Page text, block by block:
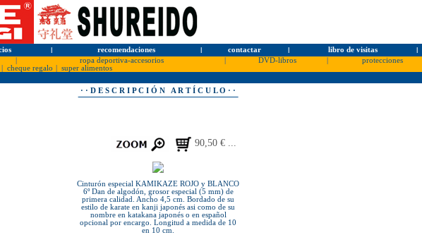
l recomendaciones l contactar l libro de visitas l
ropa deportiva-accesorios DVD-libros protecciones
cheque regalo
super alimentos
· · D E S C R I P C I Ó N A R T Í C U L O · ·
90,50 € ...
Cinturón especial KAMIKAZE ROJO y BLANCO
6º Dan de algodón, grosor especial (5 mm) de
primera calidad. Ancho 4,5 cm. Bordado de su
estilo de karate en kanji japonés asi como de su
nombre en katakana japonés o en español
opcional por encargo. Longitud a medida de 10
en 10 cm.